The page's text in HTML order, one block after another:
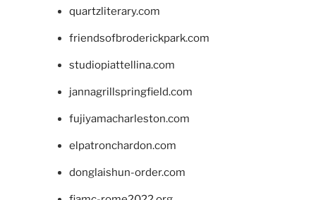
quartzliterary.com
friendsofbroderickpark.com
studiopiattellina.com
jannagrillspringfield.com
fujiyamacharleston.com
elpatronchardon.com
donglaishun-order.com